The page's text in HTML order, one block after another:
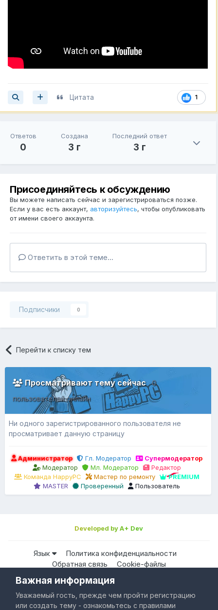
1
Цитата
Ответов
0
Создана
3 г
Последний ответ
3 г
Присоединяйтесь к обсуждению
Вы можете написать сейчас и зарегистрироваться позже.
Если у вас есть аккаунт, авторизуйтесь, чтобы опубликовать
от имени своего аккаунта.
Ответить в этой теме...
Подписчики 0
Перейти к списку тем
Просматривают тему сейчас0
пользователей онлайн
Ни одного зарегистрированного пользователя не
просматривает данную страницу
Администратор Гл. Модератор
Супермодератор
Модератор
Мл. Модератор
Редактор
Команда HappyPC
Мастер по ремонту
PREMIUM
MASTER
Проверенный Пользователь
Developed by A+ Dev
Язык
Политика конфиденциальности
Обратная связь
Cookie-файлы
Powered by Invision Community
Важная информация
Уважаемый гость, прежде чем пройти регистрацию
или создать тему - ознакомьтесь с правилами